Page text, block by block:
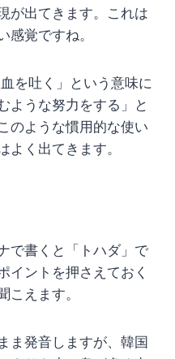
が出てきます。これは
感覚ですね。
を吐く」という意味に
ような努力をする」と
のような慣用的な使い
よく出てきます。
で書くと「トハダ」で
イントを押さえておく
こえます。
ま発音しますが、韓国